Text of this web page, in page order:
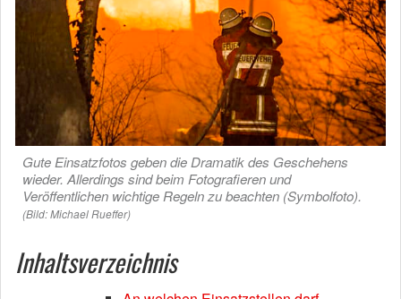
Gute Einsatzfotos geben die Dramatik des Geschehens
wieder. Allerdings sind beim Fotografieren und
Veröffentlichen wichtige Regeln zu beachten (Symbolfoto).
(Bild: Michael Rueffer)
Inhaltsverzeichnis